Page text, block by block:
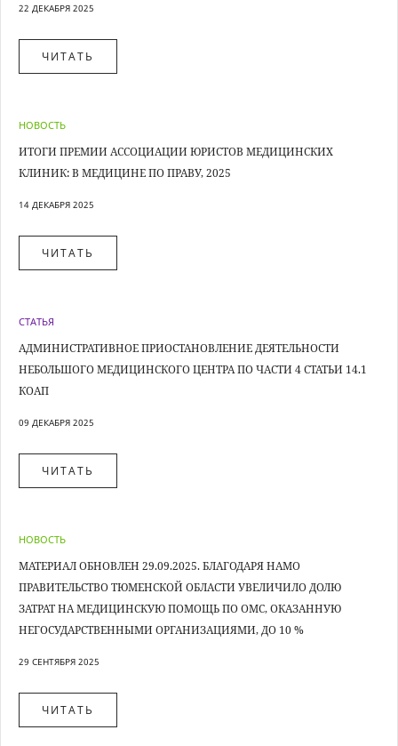
22 ДЕКАБРЯ 2025
ЧИТАТЬ
НОВОСТЬ
ИТОГИ ПРЕМИИ АССОЦИАЦИИ ЮРИСТОВ МЕДИЦИНСКИХ
КЛИНИК: В МЕДИЦИНЕ ПО ПРАВУ, 2025
14 ДЕКАБРЯ 2025
ЧИТАТЬ
СТАТЬЯ
АДМИНИСТРАТИВНОЕ ПРИОСТАНОВЛЕНИЕ ДЕЯТЕЛЬНОСТИ
НЕБОЛЬШОГО МЕДИЦИНСКОГО ЦЕНТРА ПО ЧАСТИ 4 СТАТЬИ 14.1
КОАП
09 ДЕКАБРЯ 2025
ЧИТАТЬ
НОВОСТЬ
МАТЕРИАЛ ОБНОВЛЕН 29.09.2025. БЛАГОДАРЯ НАМО
ПРАВИТЕЛЬСТВО ТЮМЕНСКОЙ ОБЛАСТИ УВЕЛИЧИЛО ДОЛЮ
ЗАТРАТ НА МЕДИЦИНСКУЮ ПОМОЩЬ ПО ОМС, ОКАЗАННУЮ
НЕГОСУДАРСТВЕННЫМИ ОРГАНИЗАЦИЯМИ, ДО 10 %
29 СЕНТЯБРЯ 2025
ЧИТАТЬ